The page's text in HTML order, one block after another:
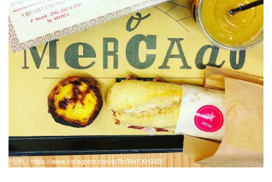
引用： https://www.instagram.com/p/Bn5hxFXHX65/